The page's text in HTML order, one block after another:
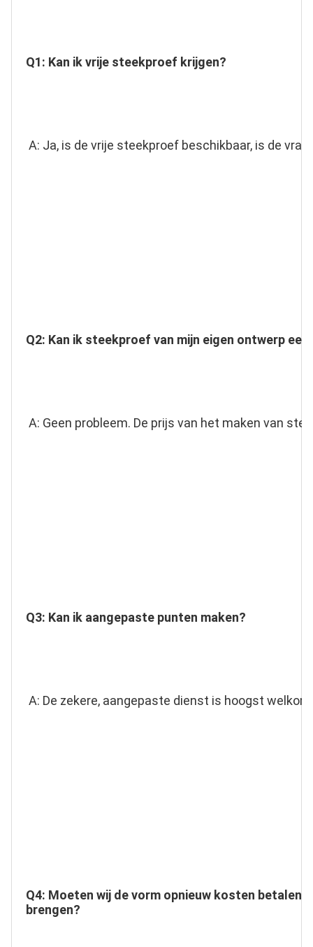
Q1: Kan ik vrije steekproef krijgen?
A: Ja, is de vrije steekproef beschikbaar, is de
Q2: Kan ik steekproef van mijn eigen ontwerp
A: Geen probleem. De prijs van het maken van
Q3: Kan ik aangepaste punten maken?
A: De zekere, aangepaste dienst is hoogst welkom.
Q4: Moeten wij de vorm opnieuw kosten betalen
brengen?